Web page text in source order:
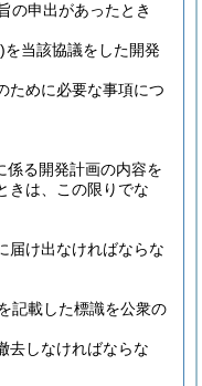
の申出があったとき
を当該協議をした開発
ために必要な事項につ
係る開発計画の内容を
きは、この限りでな
届け出なければならな
記載した標識を公衆の
去しなければならな